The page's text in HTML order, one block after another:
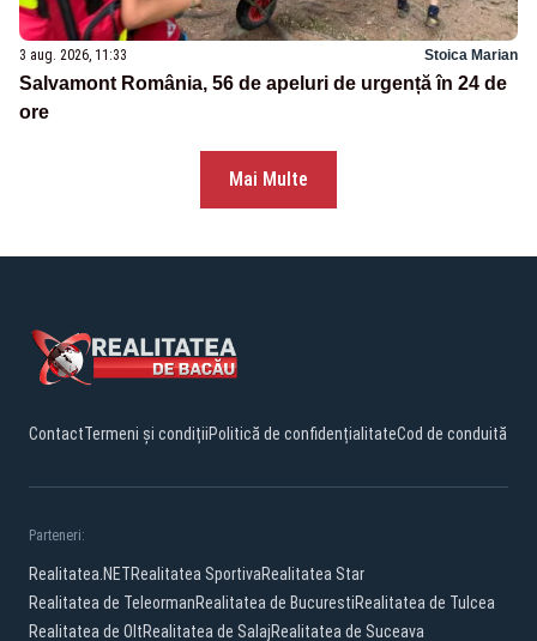
3 aug. 2026, 11:33 Stoica Marian
Salvamont România, 56 de apeluri de urgență în 24 de
ore
Mai Multe
ContactTermeni și condițiiPolitică de confidențialitateCod de conduită
Parteneri:
Realitatea.NETRealitatea SportivaRealitatea Star
Realitatea de TeleormanRealitatea de BucurestiRealitatea de Tulcea
Realitatea de OltRealitatea de SalajRealitatea de Suceava